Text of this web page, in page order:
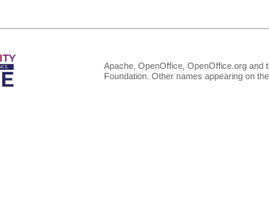
Apache, OpenOffice, OpenOffice.org and
Foundation. Other names appearing on